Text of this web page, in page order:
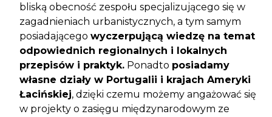
bliską obecność zespołu specjalizującego się w
zagadnieniach urbanistycznych, a tym samym
posiadającego wyczerpującą wiedzę na temat
odpowiednich regionalnych i lokalnych
przepisów i praktyk. Ponadto posiadamy
własne działy w Portugalii i krajach Ameryki
Łacińskiej, dzięki czemu możemy angażować się
w projekty o zasięgu międzynarodowym ze